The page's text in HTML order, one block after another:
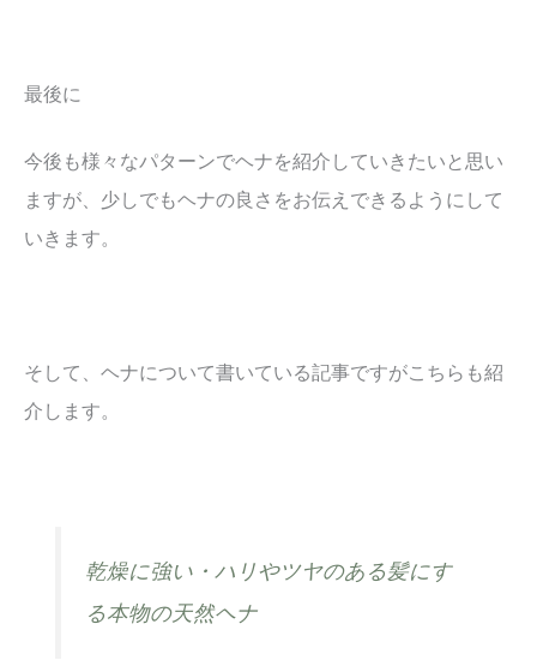
最後に
今後も様々なパターンでヘナを紹介していきたいと思い
ますが、少しでもヘナの良さをお伝えできるようにして
いきます。
そして、ヘナについて書いている記事ですがこちらも紹
介します。
乾燥に強い・ハリやツヤのある髪にす
る本物の天然ヘナ